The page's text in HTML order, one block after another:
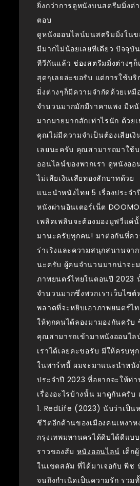
ยิ่งกว่าการดูหนังบนสตรีมมิ่งต่า
ตอบ
ดูหนังออนไลน์บนสตรีมมิ่งใน
มีมากไม่น้อยเลยทีเดียว ปัจจุบั
ทีวีกันแล้ว ช่องสตรีมมิ่งต่างๆก็
สุดๆเลยล่ะขอรับ แต่การใช้บริ
มิ่งต่างๆก็มีความจำกัดด้วยเหมื
จำนวนมากมักมีราคาแพง มีห
มากมายมากสักเท่าไรนัก ด้วย
คุณไม่มีความจำเป็นต้องเสียเงิ
เลยนะครับ คุณสามารถมาใช้
ออนไลน์ของพวกเรา ดูหนังออ
ไม่เสียเงินเสียทองสักบาทด้วย
แนะนำหนังไทย 5 เรื่องประจ
หนังผ่านอินเตอร์เน็ต
เพลิดเพลินจะต้องมองมูฟวี่แค่
มานะครับทุกคน! มาต่อกันที่ค
ร่าเริงและความสนุกสนานจา
นะครับ ผู้คนจำนวนมากน่าจะ
ภาพยนตร์ไทยในตอนปี 2023
จำนวนมากซึ่งพวกเราเว็บไซ
พลาดที่จะหยิบเอาภาพยนตร์ไ
ให้ทุกคนได้ลองมามองกันครับ
คุณสามารถเข้ามาหนังออนไล
เราได้เลยคะขอรับ มีให้ครบทุ
ในพาร์ทนี้ ผมจะมาแนะนำหนัง
ประจำปี 2023 ที่อยากจะให้ท่
เรื่องอะไรบ้างนั้น มาดูกันครับ
1. RedLife (2023) นับว่าเป็น
ชีวิตอีกด้านของเมืองคนเหงาห
กรุงเทพมหานครได้ดิบได้ดีแบ
ราวของส้ม หนังออนไลน์ เด็ก
ในเขตสลัม ที่ได้มาเจอกับ พีช
จนถึงกำเนิดเป็นความรัก รวม